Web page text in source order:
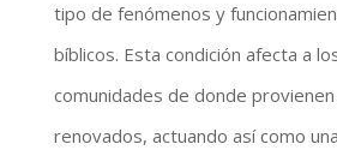
tipo de fenómenos y
bíblicos. Esta condición afecta a
comunidades de donde
renovados, actuando así como